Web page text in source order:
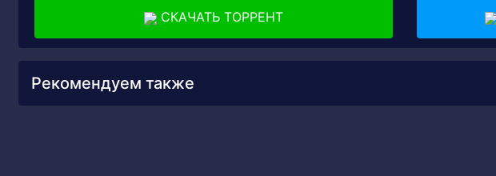
СКАЧАТЬ ТОРРЕНТ
Рекомендуем также